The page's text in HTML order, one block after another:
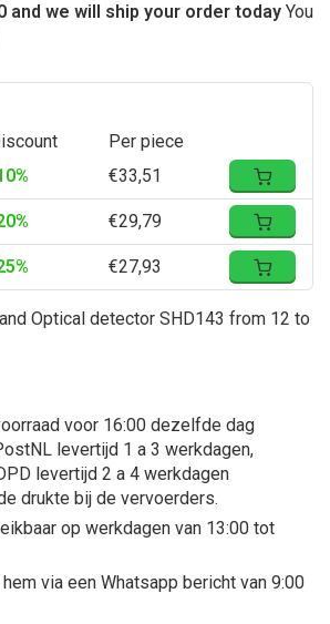
and we will ship your order today You
Per piece
€33,51
€29,79
€27,93
Optical detector SHD143 from 12 to
voor 16:00 dezelfde dag
levertijd 1 a 3 werkdagen,
levertijd 2 a 4 werkdagen
drukte bij de vervoerders.
op werkdagen van 13:00 tot
via een Whatsapp bericht van 9:00